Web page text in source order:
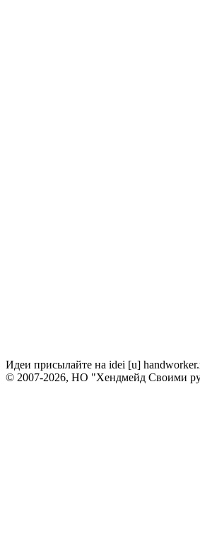
Идеи присылайте на idei [u]
© 2007-2026, НО "Хендмейд Своими